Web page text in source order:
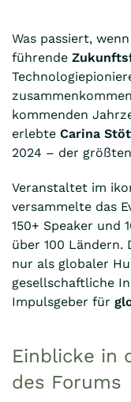
Forum
2024:
Carina
bei
der
der
Was passiert,
führende
kommenden
erlebte Carina
2024 – der
Veranstaltet im
versammelte das
150+ Speaker und
über 100
nur als globaler
gesellschaftliche
Impulsgeber für
Einblicke in
des Forums